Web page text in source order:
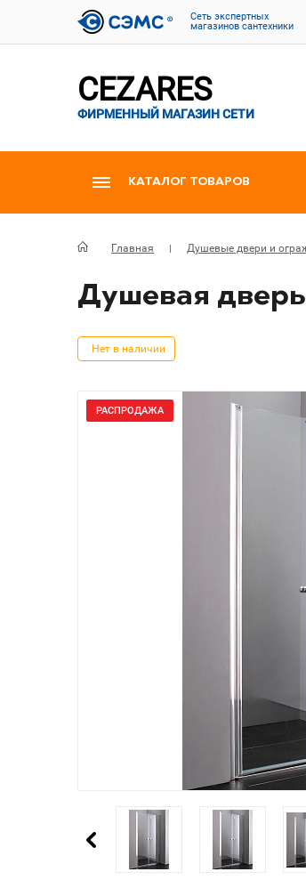
Cеть экспертных
магазинов сантехники
CEZARES
ФИРМЕННЫЙ МАГАЗИН СЕТИ
КАТАЛОГ ТОВАРОВ
Главная Душевые двери и
Душевая дверь
Нет в наличии
РАСПРОДАЖА